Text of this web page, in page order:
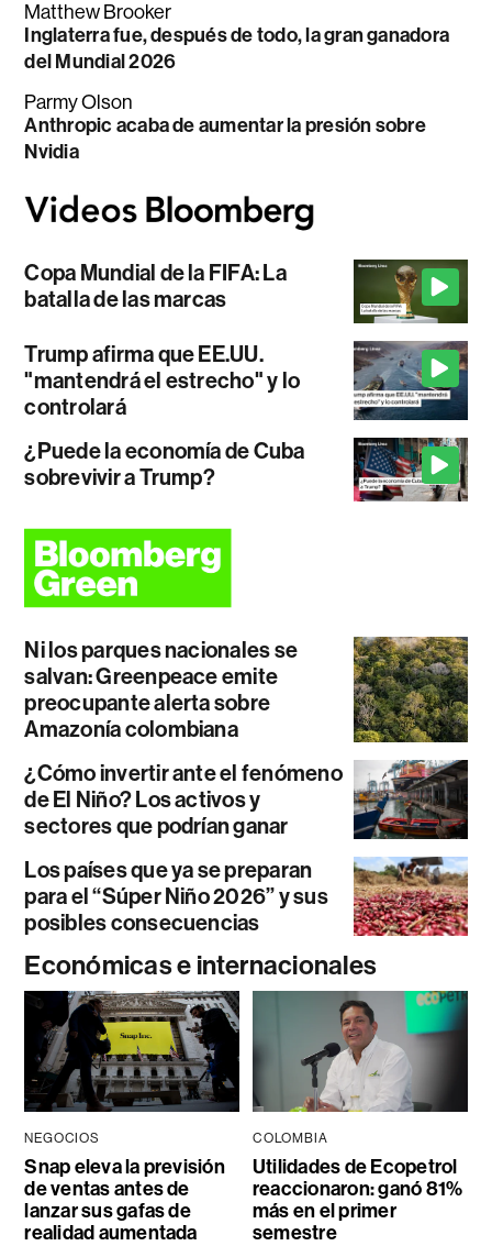
Matthew Brooker
Inglaterra fue, después de todo, la gran ganadora
del Mundial 2026
Parmy Olson
Anthropic acaba de aumentar la presión sobre
Nvidia
Copa Mundial de la FIFA: La
batalla de las marcas
Trump afirma que EE.UU.
"mantendrá el estrecho" y lo
controlará
¿Puede la economía de Cuba
sobrevivir a Trump?
Ni los parques nacionales se
salvan: Greenpeace emite
preocupante alerta sobre
Amazonía colombiana
¿Cómo invertir ante el fenómeno
de El Niño? Los activos y
sectores que podrían ganar
Los países que ya se preparan
para el “Súper Niño 2026” y sus
posibles consecuencias
Económicas e internacionales
NEGOCIOS
Snap eleva la previsión
de ventas antes de
lanzar sus gafas de
realidad aumentada
COLOMBIA
Utilidades de Ecopetrol
reaccionaron: ganó 81%
más en el primer
semestre